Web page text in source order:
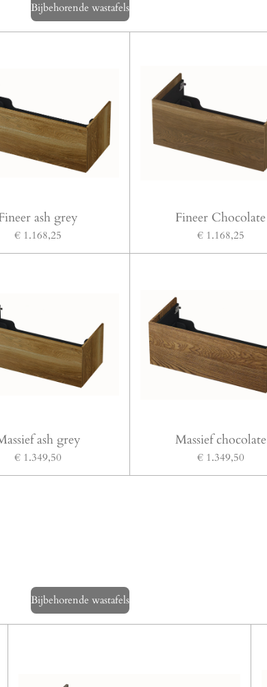
Bijbehorende wastafels
ash grey
€ 1.168,25
Fineer Chocolate
€ 1.168,25
ash grey
€ 1.349,50
Massief chocolate
€ 1.349,50
Bijbehorende wastafels